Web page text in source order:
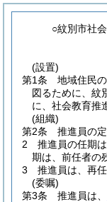
○紋別市社
(設置)
第1条
地域住民
図るために、紋
に、社会教育推
(組織)
第2条
推進員の
2
推進員の任期
期は、前任者の
3
推進員は、再
(委嘱)
第3条
推進員は、